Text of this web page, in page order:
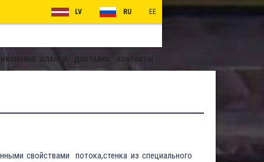
LV RU EE
ШЛАНГИ ДОСТАВКА КОНТАКТЫ
свойствами потока,стенка из специального